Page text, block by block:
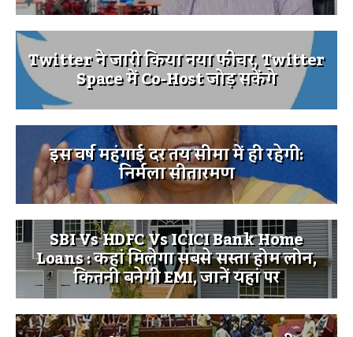
Twitter ने जारी किया नया फीचर, Twitter
Space में Co-Host जोड़ सकेंगे
इस वर्ष महंगाई दर तय सीमा में ही रहेगी:
निर्मला सीतारमण
SBI Vs HDFC Vs ICICI Bank Home
Loans : कहां मिलेगा सबसे सस्ता होम लोन,
कितनी बनेगी EMI, जानें यहां पर